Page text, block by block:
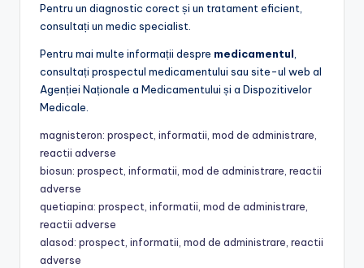
Pentru un diagnostic corect și un tratament eficient,
consultați un medic specialist.
Pentru mai multe informații despre medicamentul,
consultați prospectul medicamentului sau site-ul web al
Agenției Naționale a Medicamentului și a Dispozitivelor
Medicale.
magnisteron: prospect, informatii, mod de administrare,
reactii adverse
biosun: prospect, informatii, mod de administrare, reactii
adverse
quetiapina: prospect, informatii, mod de administrare,
reactii adverse
alasod: prospect, informatii, mod de administrare, reactii
adverse